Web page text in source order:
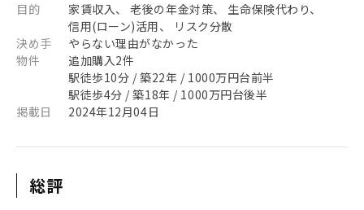
目的
家賃収入、 老後の年金対策、 生命保険代わり、
信用(ローン)活用、 リスク分散
決め手
やらない理由がなかった
物件
追加購入2件
駅徒歩10分 / 築22年 / 1000万円台前半
駅徒歩4分 / 築18年 / 1000万円台後半
掲載日
2024年12月04日
総評